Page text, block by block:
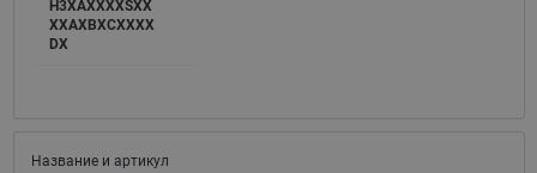
H3XAXXXXSXX
XXAXBXCXXXX
DX